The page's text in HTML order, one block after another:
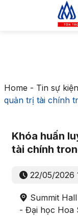
Home - Tin sự kiện
quản trị tài chính
Khóa huấn
tài chính
22/05/2026
Summit
- Đại học Hoa